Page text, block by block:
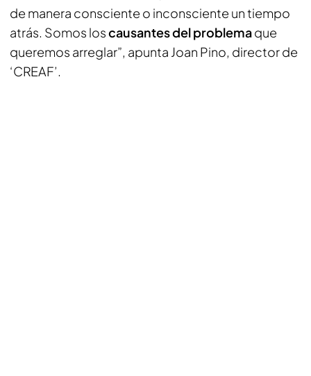
de manera consciente o inconsciente un tiempo
atrás. Somos loscausantes del problemaque
queremos arreglar”, apunta Joan Pino, director de
‘CREAF’.